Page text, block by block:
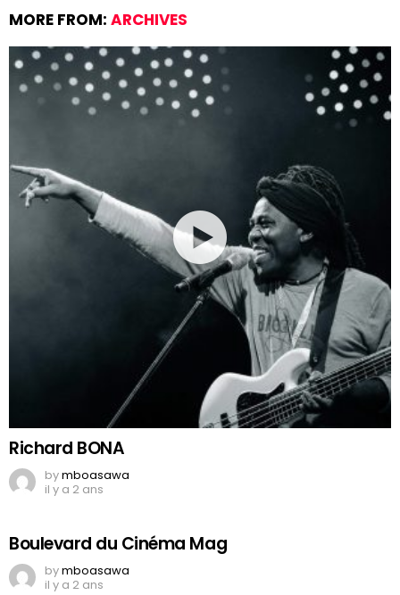
MORE FROM: ARCHIVES
Richard BONA
bymboasawa
il y a 2 ans
Boulevard du Cinéma Mag
bymboasawa
il y a 2 ans